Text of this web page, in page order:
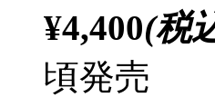
¥4,400(税
頃発売